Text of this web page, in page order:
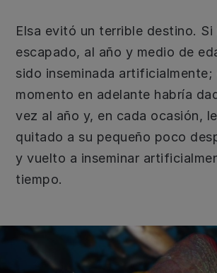
Elsa evitó un terrible destino. Si
escapado, al año y medio de
sido inseminada artificialmente;
momento en adelante habría
vez al año y, en cada ocasión,
quitado a su pequeño poco
y vuelto a inseminar
tiempo.